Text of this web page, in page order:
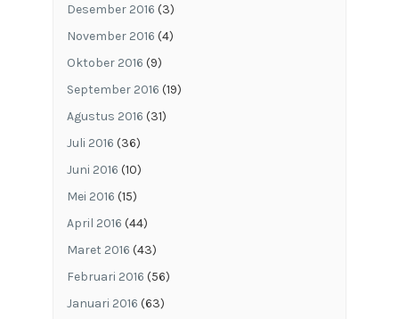
Desember 2016 (3)
November 2016 (4)
Oktober 2016 (9)
September 2016 (19)
Agustus 2016 (31)
Juli 2016 (36)
Juni 2016 (10)
Mei 2016 (15)
April 2016 (44)
Maret 2016 (43)
Februari 2016 (56)
Januari 2016 (63)